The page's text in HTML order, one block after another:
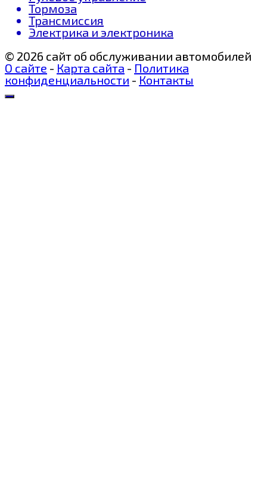
Тормоза
Трансмиссия
Электрика и электроника
© 2026 сайт об обслуживании автомобилей
О сайте - Карта сайта - Политика
конфиденциальности - Контакты